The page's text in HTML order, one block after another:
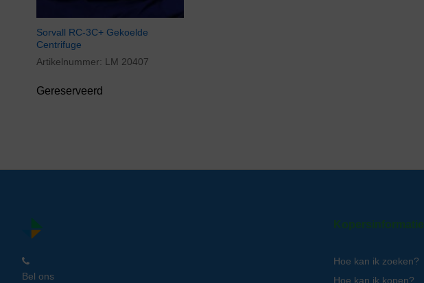
Sorvall RC-3C+ Gekoelde
Centrifuge
Artikelnummer: LM 20407
Gereserveerd
Bel ons
Kopersinformatie
Hoe kan ik zoeken?
Hoe kan ik kopen?